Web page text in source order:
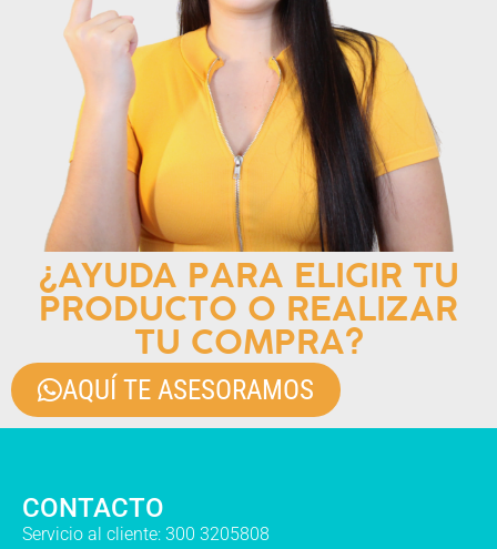
¿AYUDA PARA ELIGIR TU
PRODUCTO O REALIZAR
TU COMPRA?
AQUÍ TE ASESORAMOS
CONTACTO
Servicio al cliente: 300 3205808